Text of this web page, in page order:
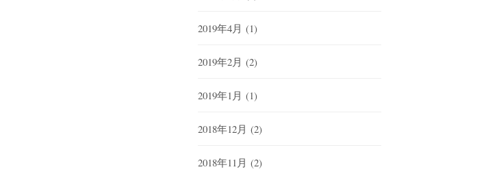
2019年4月 (1)
2019年2月 (2)
2019年1月 (1)
2018年12月 (2)
2018年11月 (2)